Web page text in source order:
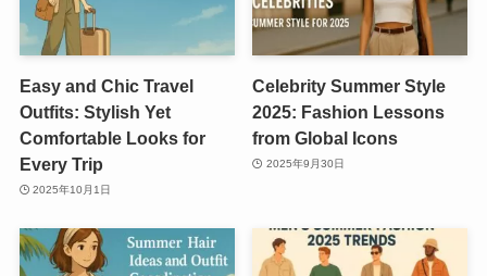
Easy and Chic Travel
Outfits: Stylish Yet
Comfortable Looks for
Every Trip
2025年10月1日
Celebrity Summer Style
2025: Fashion Lessons
from Global Icons
2025年9月30日